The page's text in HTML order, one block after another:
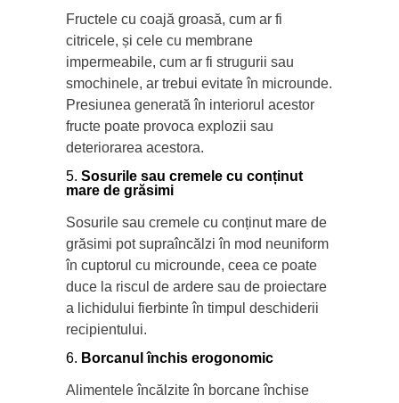
Fructele cu coajă groasă, cum ar fi
citricele, și cele cu membrane
impermeabile, cum ar fi strugurii sau
smochinele, ar trebui evitate în microunde.
Presiunea generată în interiorul acestor
fructe poate provoca explozii sau
deteriorarea acestora.
Sosurile sau cremele cu conținut
mare de grăsimi
Sosurile sau cremele cu conținut mare de
grăsimi pot supraîncălzi în mod neuniform
în cuptorul cu microunde, ceea ce poate
duce la riscul de ardere sau de proiectare
a lichidului fierbinte în timpul deschiderii
recipientului.
Borcanul închis erogonomic
Alimentele încălzite în borcane închise